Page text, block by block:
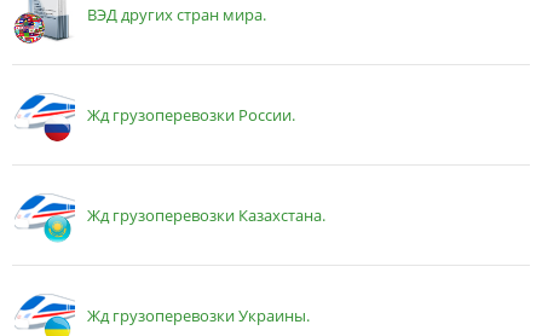
ВЭД других стран мира.
Жд грузоперевозки России.
Жд грузоперевозки Казахстана.
Жд грузоперевозки Украины.